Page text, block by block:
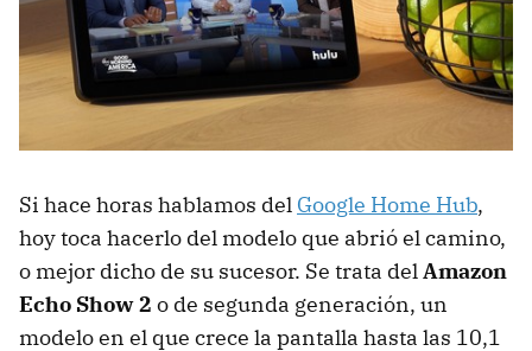
Si hace horas hablamos del Google Home Hub,
hoy toca hacerlo del modelo que abrió el camino,
o mejor dicho de su sucesor. Se trata delAmazon
Echo Show 2 o de segunda generación, un
modelo en el que crece la pantalla hasta las 10,1